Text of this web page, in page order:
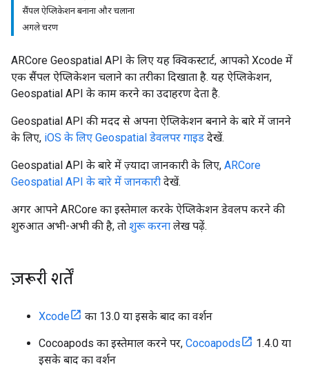
सैंपल ऐप्लिकेशन बनाना और चलाना
अगले चरण
ARCore Geospatial API के लिए यह क्विकस्टार्ट, आपको Xcode में
एक सैंपल ऐप्लिकेशन चलाने का तरीका दिखाता है. यह ऐप्लिकेशन,
Geospatial API के काम करने का उदाहरण देता है.
Geospatial API की मदद से अपना ऐप्लिकेशन बनाने के बारे में जानने
के लिए, iOS के लिए Geospatial डेवलपर गाइड देखें.
Geospatial API के बारे में ज़्यादा जानकारी के लिए, ARCore
Geospatial API के बारे में जानकारी देखें.
अगर आपने ARCore का इस्तेमाल करके ऐप्लिकेशन डेवलप करने की
शुरुआत अभी-अभी की है, तो शुरू करना लेख पढ़ें.
ज़रूरी शर्तें
Xcode का 13.0 या इसके बाद का वर्शन
Cocoapods का इस्तेमाल करने पर, Cocoapods
1.4.0 या
इसके बाद का वर्शन